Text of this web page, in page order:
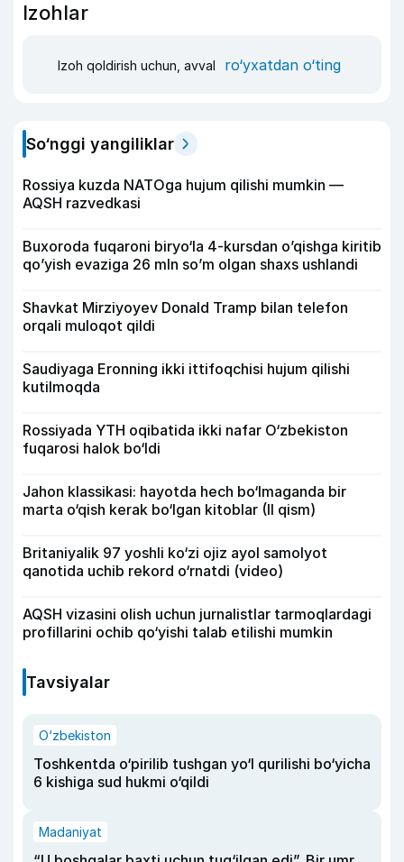
Izohlar
Izoh qoldirish uchun, avval ro‘yxatdan o‘ting
So‘nggi yangiliklar
Rossiya kuzda NATOga hujum qilishi mumkin —
AQSH razvedkasi
Buxoroda fuqaroni biryo‘la 4-kursdan o’qishga kiritib
qo’yish evaziga 26 mln so’m olgan shaxs ushlandi
Shavkat Mirziyoyev Donald Tramp bilan telefon
orqali muloqot qildi
Saudiyaga Eronning ikki ittifoqchisi hujum qilishi
kutilmoqda
Rossiyada YTH oqibatida ikki nafar O‘zbekiston
fuqarosi halok bo‘ldi
Jahon klassikasi: hayotda hech bo‘lmaganda bir
marta o‘qish kerak bo‘lgan kitoblar (II qism)
Britaniyalik 97 yoshli ko‘zi ojiz ayol samolyot
qanotida uchib rekord o‘rnatdi (video)
AQSH vizasini olish uchun jurnalistlar tarmoqlardagi
profillarini ochib qo‘yishi talab etilishi mumkin
Tavsiyalar
O‘zbekiston
Toshkentda o‘pirilib tushgan yo‘l qurilishi bo‘yicha
6 kishiga sud hukmi o‘qildi
Madaniyat